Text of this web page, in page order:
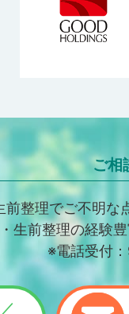
ご相
前整理でご不明な
生前整理の経験
※電話受付：